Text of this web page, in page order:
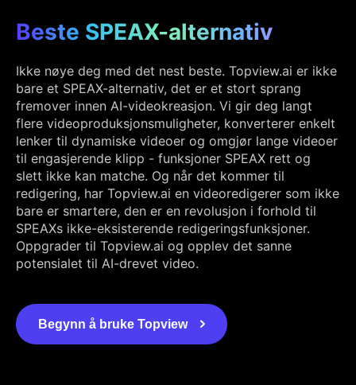
Beste SPEAX-alternativ
Ikke nøye deg med det nest beste. Topview.ai er ikke
bare et SPEAX-alternativ, det er et stort sprang
fremover innen AI-videokreasjon. Vi gir deg langt
flere videoproduksjonsmuligheter, konverterer enkelt
lenker til dynamiske videoer og omgjør lange videoer
til engasjerende klipp - funksjoner SPEAX rett og
slett ikke kan matche. Og når det kommer til
redigering, har Topview.ai en videoredigerer som ikke
bare er smartere, den er en revolusjon i forhold til
SPEAXs ikke-eksisterende redigeringsfunksjoner.
Oppgrader til Topview.ai og opplev det sanne
potensialet til AI-drevet video.
Begynn å bruke Topview